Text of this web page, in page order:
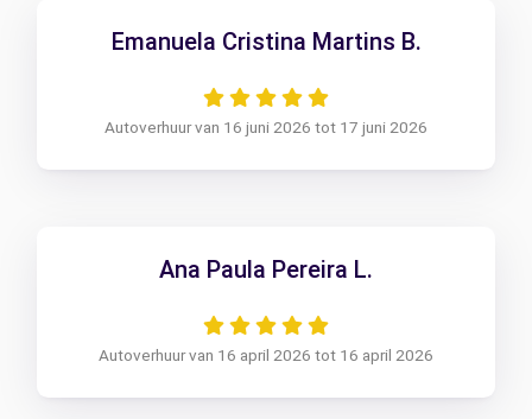
Emanuela Cristina Martins B.
Autoverhuur van 16 juni 2026 tot 17 juni 2026
Ana Paula Pereira L.
Autoverhuur van 16 april 2026 tot 16 april 2026